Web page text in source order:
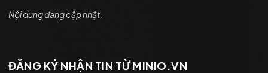
Nội dung đang cập nhật.
ĐĂNG KÝ NHẬN TIN TỪ MINIO.VN